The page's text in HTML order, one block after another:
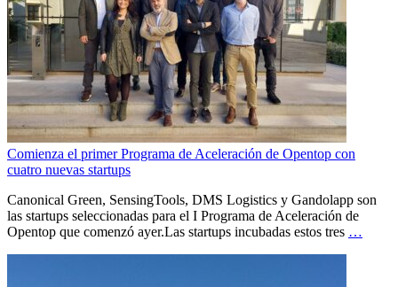
Comienza el primer Programa de Aceleración de Opentop con
cuatro nuevas startups
Canonical Green, SensingTools, DMS Logistics y Gandolapp son
las startups seleccionadas para el I Programa de Aceleración de
Opentop que comenzó ayer.Las startups incubadas estos tres …